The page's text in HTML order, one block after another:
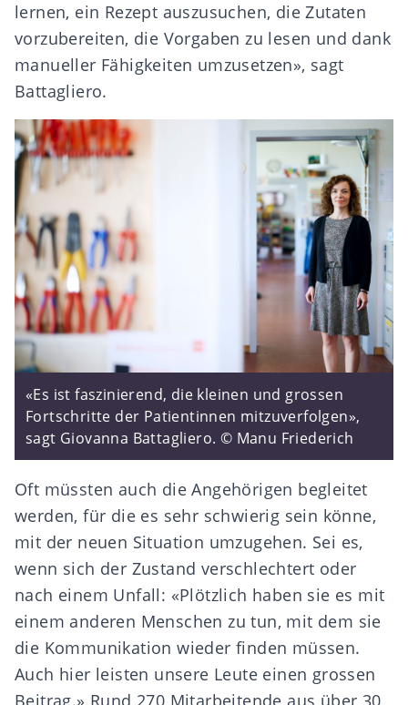
lernen, ein Rezept auszusuchen, die Zutaten
vorzubereiten, die Vorgaben zu lesen und dank
manueller Fähigkeiten umzusetzen», sagt
Battagliero.
«Es ist faszinierend, die kleinen und grossen
Fortschritte der Patientinnen mitzuverfolgen»,
sagt Giovanna Battagliero. © Manu Friederich
Oft müssten auch die Angehörigen begleitet
werden, für die es sehr schwierig sein könne,
mit der neuen Situation umzugehen. Sei es,
wenn sich der Zustand verschlechtert oder
nach einem Unfall: «Plötzlich haben sie es mit
einem anderen Menschen zu tun, mit dem sie
die Kommunikation wieder finden müssen.
Auch hier leisten unsere Leute einen grossen
Beitrag.» Rund 270 Mitarbeitende aus über 30